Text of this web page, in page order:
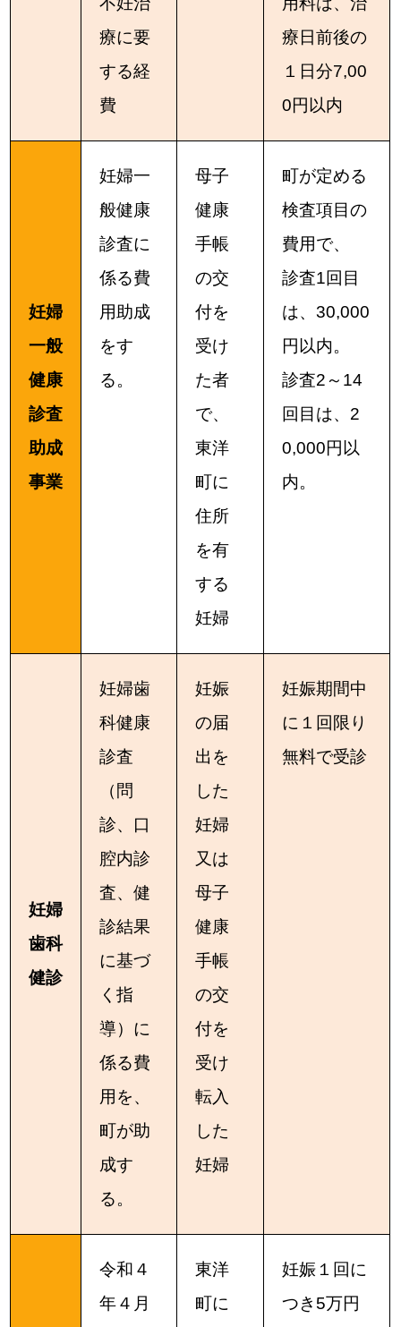
療に要
する経
費
療日前後の
１日分7,00
0円以内
妊婦
一般
健康
診査
助成
事業
妊婦一
般健康
診査に
係る費
用助成
をす
る。
母子
健康
手帳
の交
付を
受け
た者
で、
東洋
町に
住所
を有
する
妊婦
町が定める
検査項目の
費用で、
診査1回目
は、30,000
円以内。
診査2～14
回目は、2
0,000円以
内。
妊婦
歯科
健診
妊婦歯
科健康
診査
（問
診、口
腔内診
査、健
診結果
に基づ
く指
導）に
係る費
用を、
町が助
成す
る。
妊娠
の届
出を
した
妊婦
又は
母子
健康
手帳
の交
付を
受け
転入
した
妊婦
妊娠期間中
に１回限り
無料で受診
令和４
年４月
東洋
町に
妊娠１回に
つき5万円